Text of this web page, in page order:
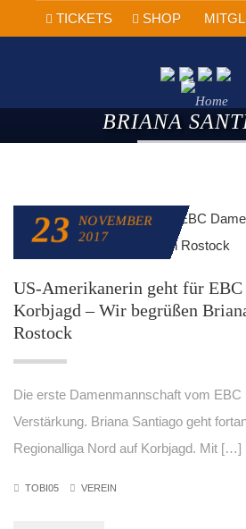
TICKETS SHOP
BRIANA
23
NOVEMBER
2017
US-Amerikanerin geht für EBC
Korbjagd – Wir begrüßen
Rostock
Die erste Damenmannschaft vom EBC
Verstärkung. Briana Santiago geht
Regionalliga Nord auf Korbjagd. Mit […]
TOBI05 VEREIN